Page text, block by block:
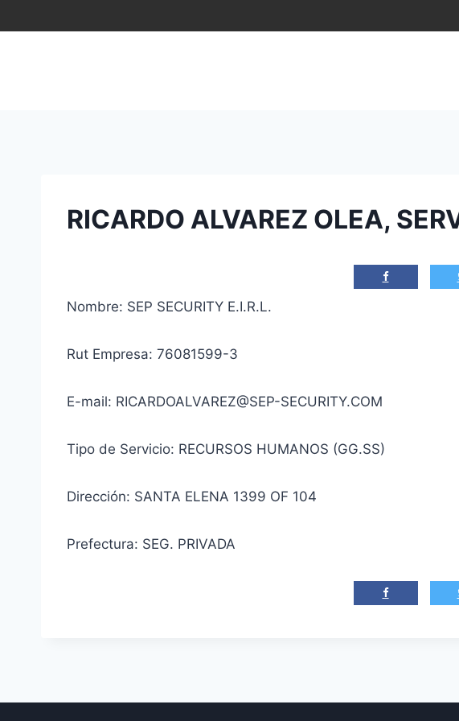
al
RICARDO ALVAREZ OLEA,
Nombre: SEP SECURITY E.I.R.L.
Rut Empresa: 76081599-3
E-mail: RICARDOALVAREZ@SEP-SECURITY.COM
Tipo de Servicio: RECURSOS HUMANOS (GG.SS)
Dirección: SANTA ELENA 1399 OF 104
Prefectura: SEG. PRIVADA